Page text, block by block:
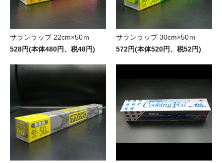
サランラップ 22cm×50ｍ
528円(本体480円、税48円)
サランラップ 30cm×50ｍ
572円(本体520円、税52円)